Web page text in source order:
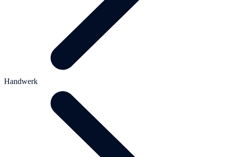
Handwerk